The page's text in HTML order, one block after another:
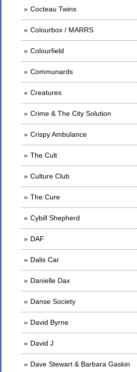
Cocteau Twins
Colourbox / MARRS
Colourfield
Communards
Creatures
Crime & The City Solution
Crispy Ambulance
The Cult
Culture Club
The Cure
Cybill Shepherd
DAF
Dalis Car
Danielle Dax
Danse Society
David Byrne
David J
Dave Stewart & Barbara Gaskin